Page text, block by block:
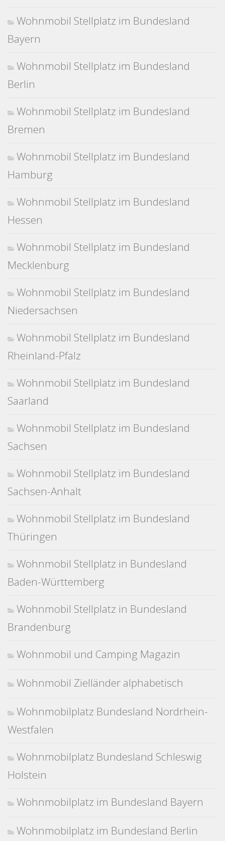
Wohnmobil Stellplatz im Bundesland
Bayern
Wohnmobil Stellplatz im Bundesland
Berlin
Wohnmobil Stellplatz im Bundesland
Bremen
Wohnmobil Stellplatz im Bundesland
Hamburg
Wohnmobil Stellplatz im Bundesland
Hessen
Wohnmobil Stellplatz im Bundesland
Mecklenburg
Wohnmobil Stellplatz im Bundesland
Niedersachsen
Wohnmobil Stellplatz im Bundesland
Rheinland-Pfalz
Wohnmobil Stellplatz im Bundesland
Saarland
Wohnmobil Stellplatz im Bundesland
Sachsen
Wohnmobil Stellplatz im Bundesland
Sachsen-Anhalt
Wohnmobil Stellplatz im Bundesland
Thüringen
Wohnmobil Stellplatz in Bundesland
Baden-Württemberg
Wohnmobil Stellplatz in Bundesland
Brandenburg
Wohnmobil und Camping Magazin
Wohnmobil Zielländer alphabetisch
Wohnmobilplatz Bundesland Nordrhein-
Westfalen
Wohnmobilplatz Bundesland Schleswig
Holstein
Wohnmobilplatz im Bundesland Bayern
Wohnmobilplatz im Bundesland Berlin